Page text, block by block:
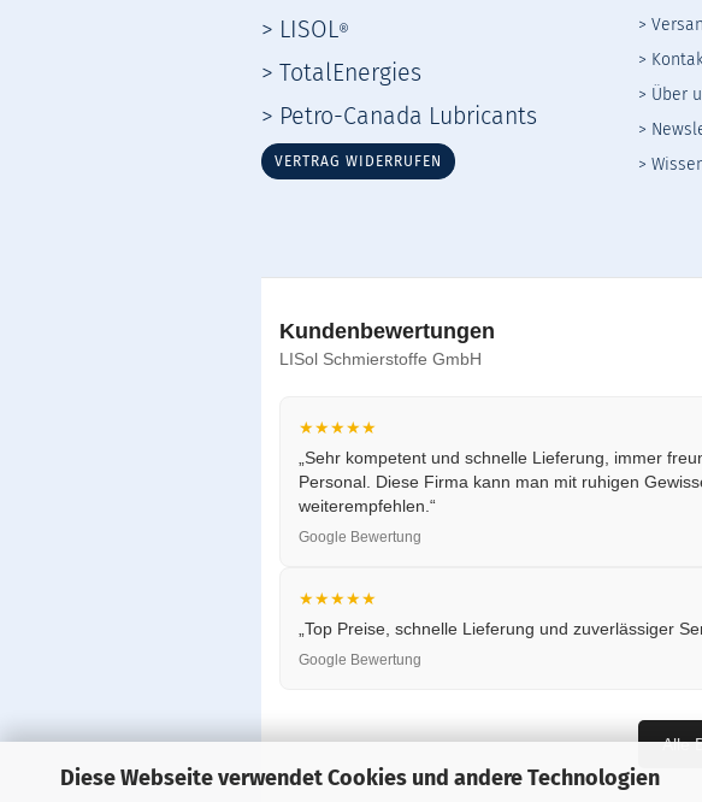
Diese Webseite verwendet Cookies und andere Technologien
> LISOL®
> TotalEnergies
> Petro-Canada Lubricants
VERTRAG WIDERRUFEN
>
>
> Über
>
>
Kundenbewertungen
LISol Schmierstoffe GmbH
★★★★★
„Sehr kompetent und schnelle Lieferung, immer
Personal. Diese Firma kann man mit ruhigen
weiterempfehlen.“
Google Bewertung
★★★★★
„Top Preise, schnelle Lieferung und zuverlässiger
Google Bewertung
Alle